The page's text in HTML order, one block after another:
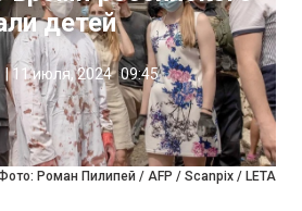
Роман Пилипей / AFP / Scanpix / LETA
детей
| 11 июля, 2024 09:45